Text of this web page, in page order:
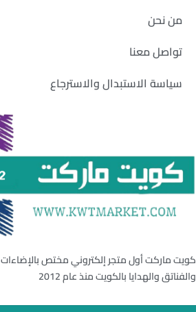
من نحن
تواصل معنا
سياسة الاستبدال والاسترجاع
كويت ماركت أول متجر إلكتروني مختص بالإضاءات
والفناتق والهدايا بالكويت منذ عام 2012